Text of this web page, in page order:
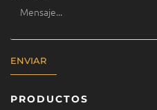
ENVIAR
PRODUCTOS